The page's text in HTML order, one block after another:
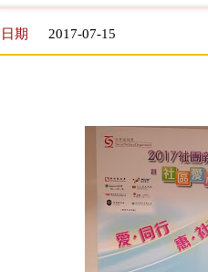
日期 2017-07-15